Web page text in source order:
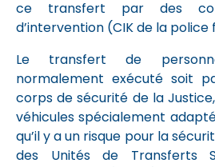
ce transfert par des
d’intervention (CIK de la police
Le transfert de
normalement exécuté soit
corps de sécurité de la
véhicules spécialement
qu’il y a un risque pour la
des Unités de Transferts